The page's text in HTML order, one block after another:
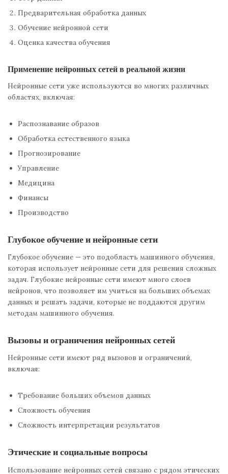
Предварительная обработка данных
Обучение нейронной сети
Оценка качества обучения
Применение нейронных сетей в реальной жизни
Нейронные сети уже используются во многих различных
областях, включая:
Распознавание образов
Обработка естественного языка
Прогнозирование
Управление
Медицина
Финансы
Производство
Глубокое обучение и нейронные сети
Глубокое обучение — это подобласть машинного обучения,
которая использует нейронные сети для решения сложных
задач. Глубокие нейронные сети имеют много слоев
нейронов, что позволяет им учиться на больших объемах
данных и решать задачи, которые не поддаются другим
методам машинного обучения.
Вызовы и ограничения нейронных сетей
Нейронные сети имеют ряд вызовов и ограничений,
включая:
Требование больших объемов данных
Сложность обучения
Сложность интерпретации результатов
Этические и социальные вопросы
Использование нейронных сетей связано с рядом этических